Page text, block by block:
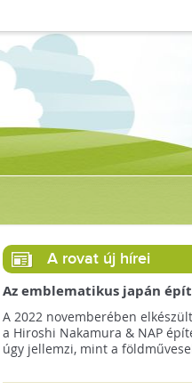
A rovat új hírei
Az emblematikus japán
így képzeli el a Föld
A 2022 novemberében
a Hiroshi Nakamura & NAP
úgy jellemzi, mint a